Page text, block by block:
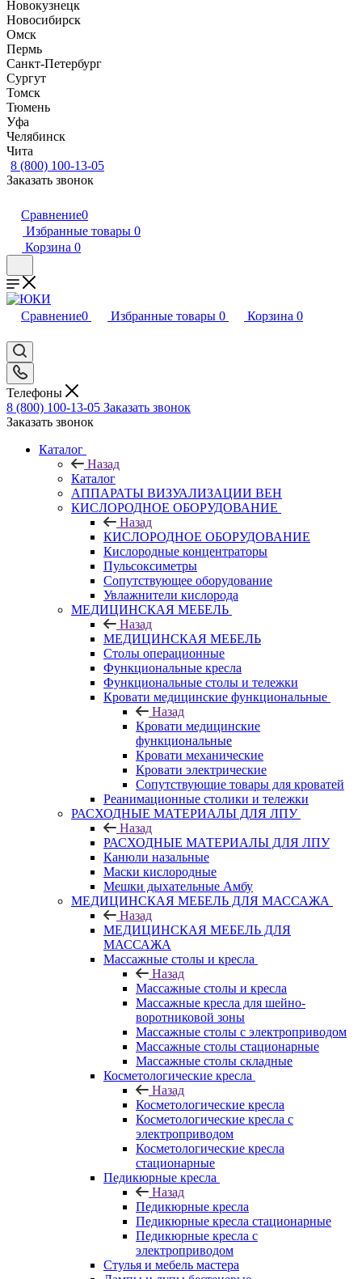
Новокузнецк
Новосибирск
Омск
Пермь
Санкт-Петербург
Сургут
Томск
Тюмень
Уфа
Челябинск
Чита
8 (800) 100-13-05
Заказать звонок
Сравнение0
Избранные товары 0
Корзина 0
Сравнение0 Избранные товары 0 Корзина 0
Телефоны
8 (800) 100-13-05 Заказать звонок
Заказать звонок
Каталог
Назад
Каталог
АППАРАТЫ ВИЗУАЛИЗАЦИИ ВЕН
КИСЛОРОДНОЕ ОБОРУДОВАНИЕ
Назад
КИСЛОРОДНОЕ ОБОРУДОВАНИЕ
Кислородные концентраторы
Пульсоксиметры
Сопутствующее оборудование
Увлажнители кислорода
МЕДИЦИНСКАЯ МЕБЕЛЬ
Назад
МЕДИЦИНСКАЯ МЕБЕЛЬ
Столы операционные
Функциональные кресла
Функциональные столы и тележки
Кровати медицинские функциональные
Назад
Кровати медицинские
функциональные
Кровати механические
Кровати электрические
Сопутствующие товары для кроватей
Реанимационные столики и тележки
РАСХОДНЫЕ МАТЕРИАЛЫ ДЛЯ ЛПУ
Назад
РАСХОДНЫЕ МАТЕРИАЛЫ ДЛЯ ЛПУ
Канюли назальные
Маски кислородные
Мешки дыхательные Амбу
МЕДИЦИНСКАЯ МЕБЕЛЬ ДЛЯ МАССАЖА
Назад
МЕДИЦИНСКАЯ МЕБЕЛЬ ДЛЯ
МАССАЖА
Массажные столы и кресла
Назад
Массажные столы и кресла
Массажные кресла для шейно-
воротниковой зоны
Массажные столы с электроприводом
Массажные столы стационарные
Массажные столы складные
Косметологические кресла
Назад
Косметологические кресла
Косметологические кресла с
электроприводом
Косметологические кресла
стационарные
Педикюрные кресла
Назад
Педикюрные кресла
Педикюрные кресла стационарные
Педикюрные кресла с
электроприводом
Стулья и мебель мастера